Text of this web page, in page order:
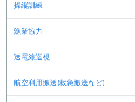
操縦訓練
漁業協力
送電線巡視
航空利用搬送(救急搬送など)